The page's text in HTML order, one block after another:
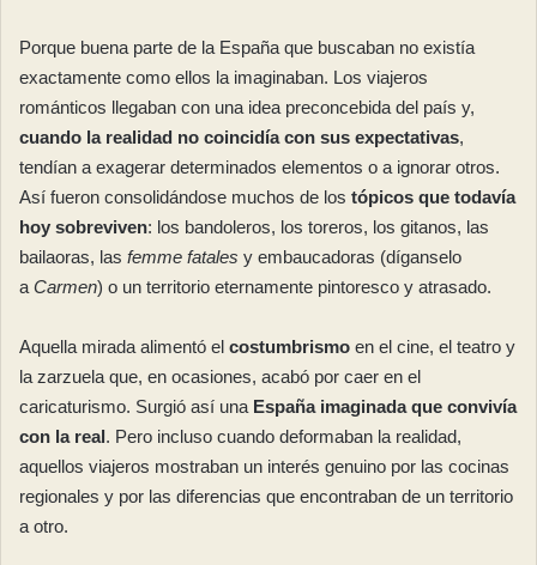
Porque buena parte de la España que buscaban no existía
exactamente como ellos la imaginaban. Los viajeros
románticos llegaban con una idea preconcebida del país y,
cuando la realidad no coincidía con sus expectativas,
tendían a exagerar determinados elementos o a ignorar otros.
Así fueron consolidándose muchos de los tópicos que todavía
hoy sobreviven: los bandoleros, los toreros, los gitanos, las
bailaoras, las femme fatales y embaucadoras (díganselo
a Carmen) o un territorio eternamente pintoresco y atrasado.
Aquella mirada alimentó el costumbrismo en el cine, el teatro y
la zarzuela que, en ocasiones, acabó por caer en el
caricaturismo. Surgió así una España imaginada que convivía
con la real. Pero incluso cuando deformaban la realidad,
aquellos viajeros mostraban un interés genuino por las cocinas
regionales y por las diferencias que encontraban de un territorio
a otro.